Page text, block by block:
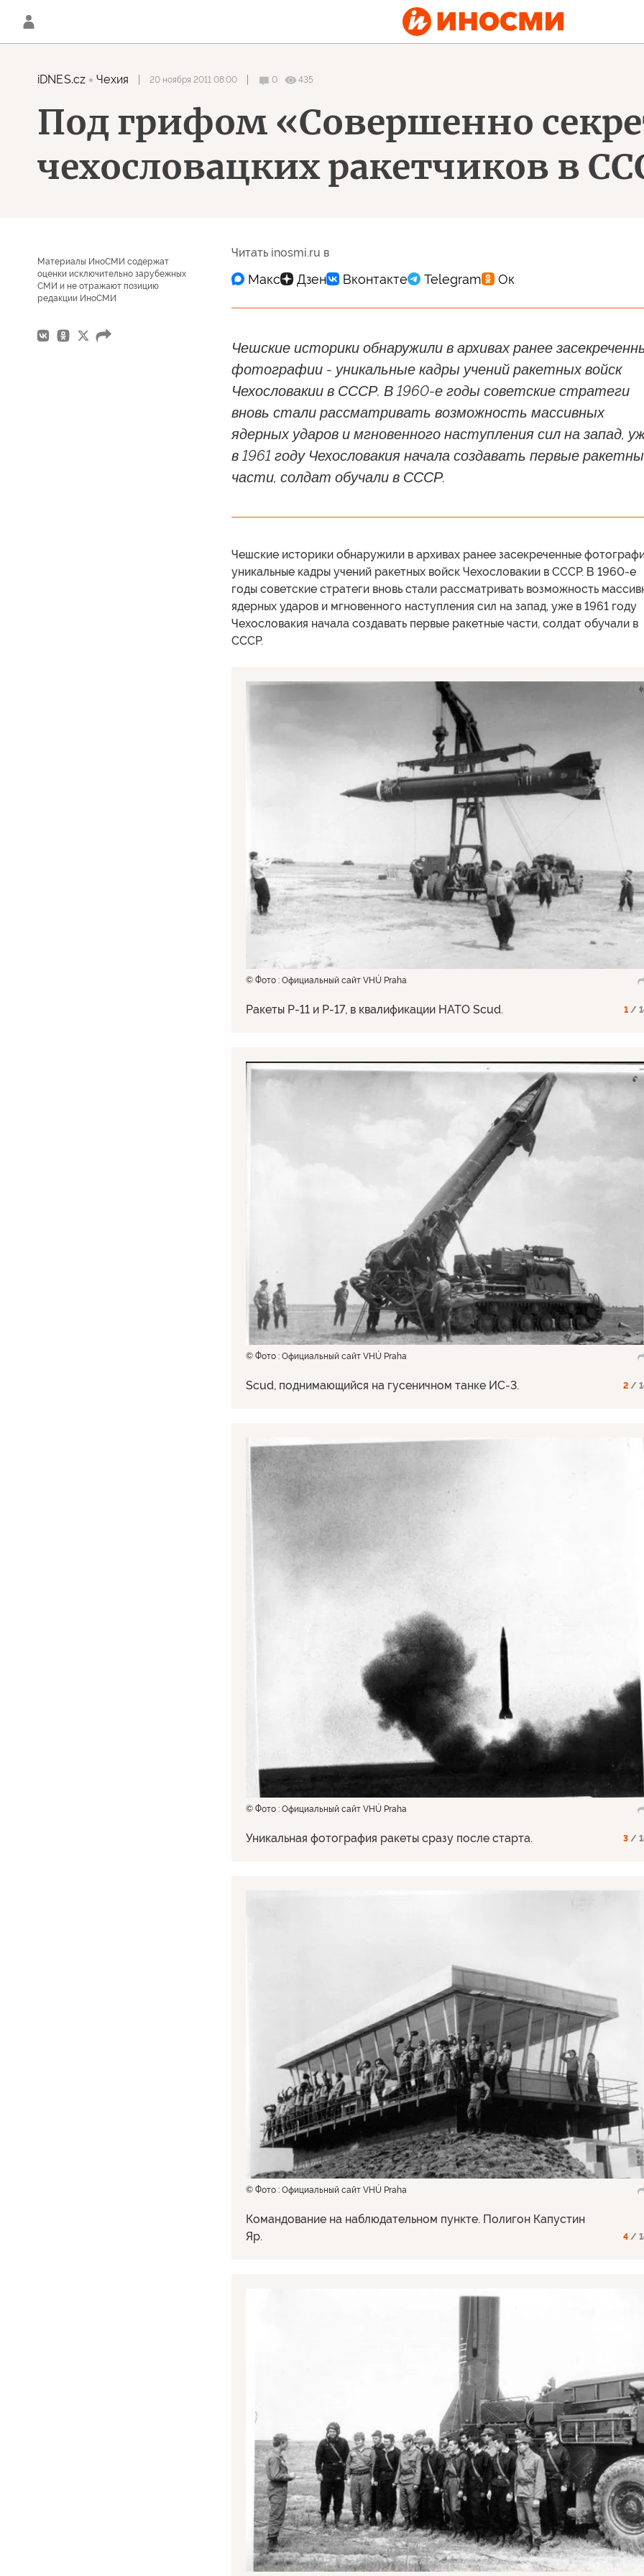
iDNES.cz Чехия 20 ноября 2011 08:00 0 435
Под грифом «Совершенно
чехословацких ракетчиков в
Материалы ИноСМИ содержат
оценки исключительно зарубежных
СМИ и не отражают позицию
редакции ИноСМИ
Читать inosmi.ru в
Чешские историки обнаружили в архивах ранее
фотографии - уникальные кадры учений ракетных войск
Чехословакии в СССР. В 1960-е годы советские стратеги
вновь стали рассматривать возможность массивных
ядерных ударов и мгновенного наступления сил на запад,
в 1961 году Чехословакия начала создавать первые
части, солдат обучали в СССР.
Чешские историки обнаружили в архивах ранее засекреченные
уникальные кадры учений ракетных войск Чехословакии в СССР. В 1960-е
годы советские стратеги вновь стали рассматривать возможность
ядерных ударов и мгновенного наступления сил на запад, уже в 1961 году
Чехословакия начала создавать первые ракетные части, солдат обучали в
СССР.
© Фото : Официальный сайт VHÚ Praha
Ракеты Р-11 и Р-17, в квалификации НАТО Scud. 1 /
© Фото : Официальный сайт VHÚ Praha
Scud, поднимающийся на гусеничном танке ИС-3. 2 /
© Фото : Официальный сайт VHÚ Praha
Уникальная фотография ракеты сразу после старта. 3 /
© Фото : Официальный сайт VHÚ Praha
Командование на наблюдательном пункте. Полигон Капустин
Яр.
4 /